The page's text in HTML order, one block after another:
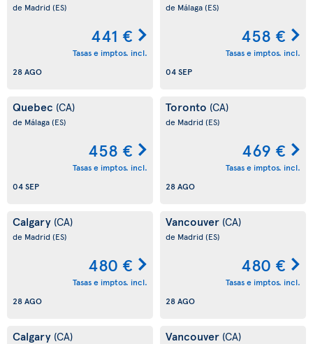
de Madrid(ES)
441 €
Tasas e imptos. incl.
28 AGO
de Málaga(ES)
458 €
Tasas e imptos. incl.
04 SEP
Quebec (CA)
de Málaga(ES)
458 €
Tasas e imptos. incl.
04 SEP
Toronto (CA)
de Madrid(ES)
469 €
Tasas e imptos. incl.
28 AGO
Calgary (CA)
de Madrid(ES)
480 €
Tasas e imptos. incl.
28 AGO
Vancouver (CA)
de Madrid(ES)
480 €
Tasas e imptos. incl.
28 AGO
Calgary (CA) Vancouver (CA)